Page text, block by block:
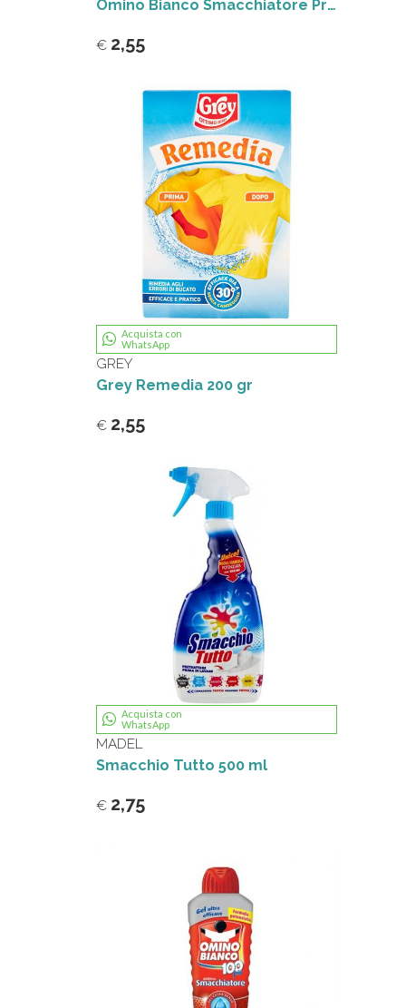
Omino Bianco Smacchiatore Pretrattante Spray 2 in 1 500ml
€ 2,55
Acquista con
WhatsApp
GREY
Grey Remedia 200 gr
€ 2,55
Acquista con
WhatsApp
MADEL
Smacchio Tutto 500 ml
€ 2,75